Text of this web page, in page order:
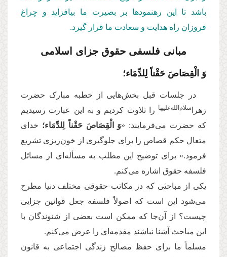
باشد تا این رهنمودها بر بصیرت ما بیافزاید و چراغ
فروزان راه هدایت و سعادت ما قرار گیرد.
مبانی فلسفی حقوق جزای اسلامی
وَ الْقِصَاصَ حَقْناً لِلدِّمَاء؛
در جلسات قبل بخش‌هایی از خطبه مبارک حضرت
زهرا
سلام‌الله‌علیها را تلاوت کردیم و به این عبارت رسیدیم
که حضرت می‌فرمایند: «وَ الْقِصَاصَ حَقْناً لِلدِّمَاء؛ خدای
متعال حکم قصاص را برای جلوگیری از خون‌ریزی تشریع
فرمود.» برای توضیح این مطلب به مسأله‌ای از مسائل
فلسفه حقوق اشاره‌ می‌کنم.
یکی از مباحثی که در مکاتب حقوقی مختلف دنیا مطرح
می‌شود این است که اصولاً فلسفه جعل قوانین جزایی
چیست؟ از آن‌جا که ممکن است بعضی از شنوندگان با
این مباحث آشنا نباشند مقدمه‌ای را عرض می‌کنم.
مسلماً ما برای حفظ مصالح زندگی اجتماعی به قانون